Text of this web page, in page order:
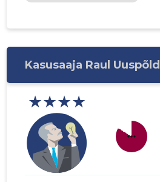
Kasusaaja Raul Uuspõld
★★★★
more_horiz